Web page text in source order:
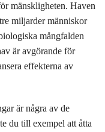
mänskligheten. Haven
miljarder människor
mångfalden
är avgörande för
effekterna av
är några av de
du till exempel att åtta